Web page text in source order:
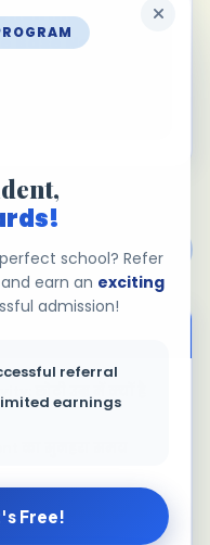
- St.
Base Neo
छोटी उम्र में क्यों है
का सुनहरा समय
को बढ़ावा देने के
school? Refer
earn an exciting
admission!
referral
earnings
Free!